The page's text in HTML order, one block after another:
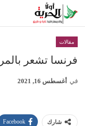
مقالات
فرنسا تشعر
في أغسطس 16, 2021
شارك Facebook